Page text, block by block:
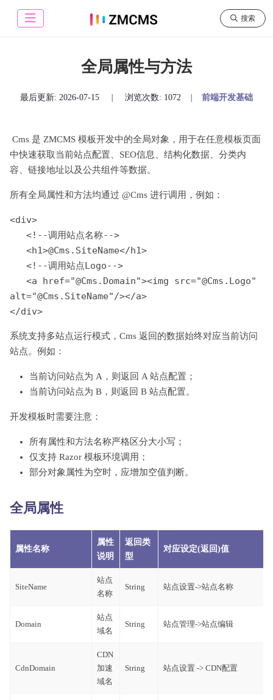
搜索
全局属性与方法
最后更新: 2026-07-15 浏览次数: 1072 前端开发基础
Cms 是 ZMCMS 模板开发中的全局对象，用于在任意模板页面
中快速获取当前站点配置、SEO信息、结构化数据、分类内
容、链接地址以及公共组件等数据。
所有全局属性和方法均通过 @Cms 进行调用，例如：
<div>
alt="@Cms.SiteName"/></a>
</div>
系统支持多站点运行模式，Cms 返回的数据始终对应当前访问
站点。例如：
当前访问站点为 A，则返回 A 站点配置；
当前访问站点为 B，则返回 B 站点配置。
开发模板时需要注意：
所有属性和方法名称严格区分大小写；
仅支持 Razor 模板环境调用；
部分对象属性为空时，应增加空值判断。
全局属性
属性名称
属性
说明
返回类
型
对应设定(返回)值
SiteName
站点
名称
String 站点设置->站点名称
Domain
站点
域名
String 站点管理->站点编辑
CdnDomain
CDN
加速
域名
String 站点设置 -> CDN配置